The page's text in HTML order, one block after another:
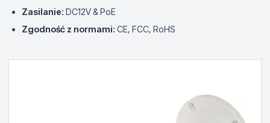
Zasilanie: DC12V & PoE
Zgodność z normami: CE, FCC, RoHS